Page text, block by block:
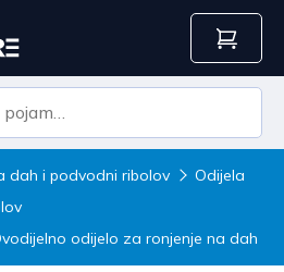
dah i podvodni ribolov
Odijela
odijelo za ronjenje na dah